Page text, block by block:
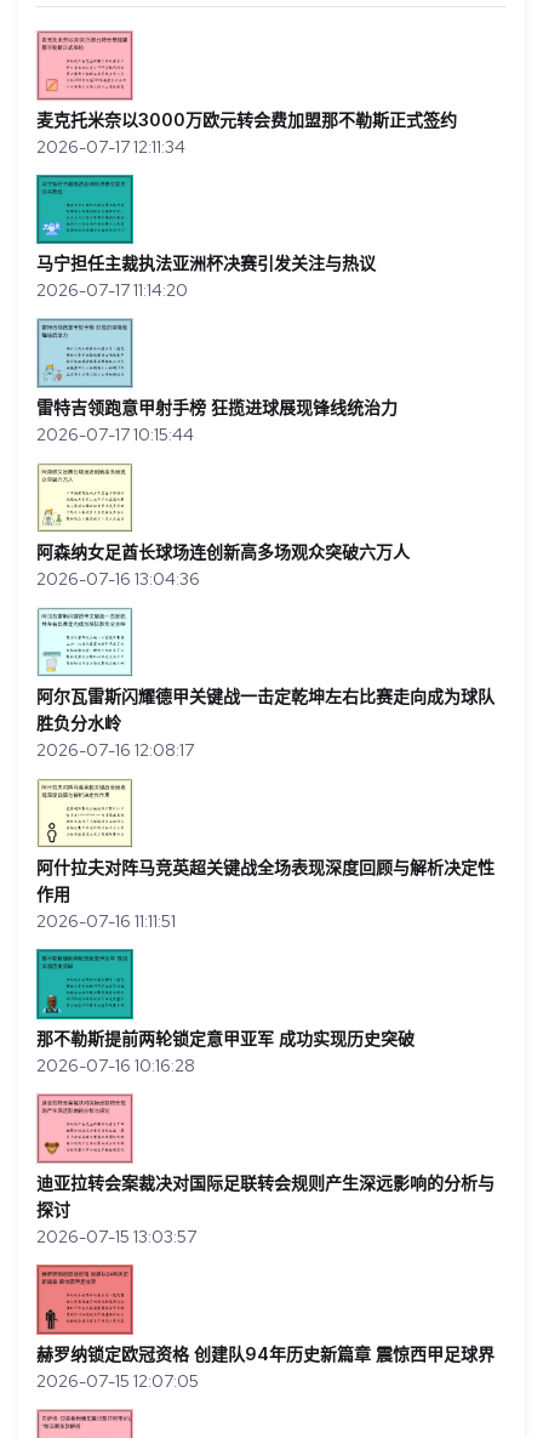
麦克托米奈以3000万欧元转会费加盟那不勒斯正式签约
2026-07-17 12:11:34
马宁担任主裁执法亚洲杯决赛引发关注与热议
2026-07-17 11:14:20
雷特吉领跑意甲射手榜 狂揽进球展现锋线统治力
2026-07-17 10:15:44
阿森纳女足酋长球场连创新高多场观众突破六万人
2026-07-16 13:04:36
阿尔瓦雷斯闪耀德甲关键战一击定乾坤左右比赛走向成为球队
胜负分水岭
2026-07-16 12:08:17
阿什拉夫对阵马竞英超关键战全场表现深度回顾与解析决定性
作用
2026-07-16 11:11:51
那不勒斯提前两轮锁定意甲亚军 成功实现历史突破
2026-07-16 10:16:28
迪亚拉转会案裁决对国际足联转会规则产生深远影响的分析与
探讨
2026-07-15 13:03:57
赫罗纳锁定欧冠资格 创建队94年历史新篇章 震惊西甲足球界
2026-07-15 12:07:05